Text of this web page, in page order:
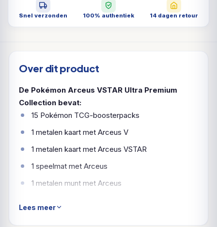
Snel verzonden 100% authentiek 14 dagen retour
Over dit product
De Pokémon Arceus VSTAR Ultra Premium
Collection bevat:
15 Pokémon TCG-boosterpacks
1 metalen kaart met Arceus V
1 metalen kaart met Arceus VSTAR
1 speelmat met Arceus
1 metalen munt met Arceus
Lees meer